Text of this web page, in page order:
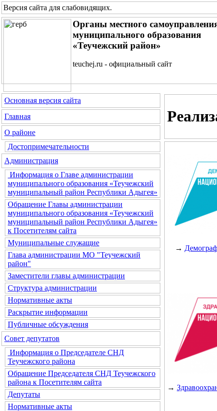
Версия сайта для слабовидящих.
Органы местного
муниципального образования
«Теучежский район»
teuchej.ru - официальный сайт
Основная версия сайта
Главная
О районе
Достопримечательности
Администрация
Информация о Главе администрации
муниципального образования «Теучежский
муниципальный район Республики Адыгея»
Обращение Главы администрации
муниципального образования «Теучежский
муниципальный район Республики Адыгея»
к Посетителям сайта
Муниципальные служащие
Глава администрации МО "Теучежский
район"
Заместители главы администрации
Структура администрации
Нормативные акты
Раскрытие информации
Публичные обсуждения
Совет депутатов
Информация о Председателе СНД
Теучежского района
Обращение Председателя СНД Теучежского
района к Посетителям сайта
Депутаты
Нормативные акты
→
→